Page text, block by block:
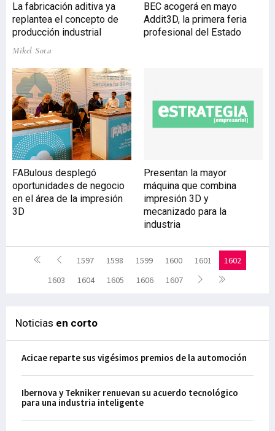
La fabricación aditiva ya
replantea el concepto de
producción industrial
Mikel Sota
BEC acogerá en mayo
Addit3D, la primera feria
profesional del Estado
FABulous desplegó
oportunidades de negocio
en el área de la impresión
3D
Presentan la mayor
máquina que combina
impresión 3D y
mecanizado para la
industria
1597 1598 1599 1600 1601
1602
1603
1604 1605 1606 1607
Noticias en corto
Acicae reparte sus vigésimos premios de la automoción
Ibernova y Tekniker renuevan su acuerdo tecnológico
para una industria inteligente